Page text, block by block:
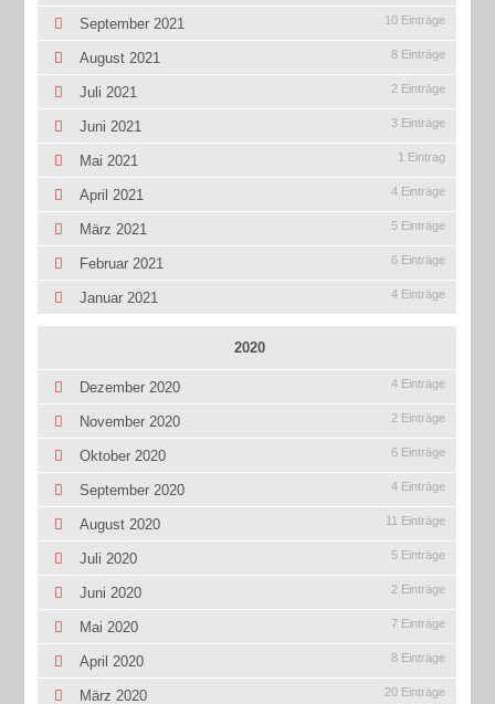
September 2021 10 Einträge
August 2021 8 Einträge
Juli 2021 2 Einträge
Juni 2021 3 Einträge
Mai 2021 1 Eintrag
April 2021 4 Einträge
März 2021 5 Einträge
Februar 2021 6 Einträge
Januar 2021 4 Einträge
2020
Dezember 2020 4 Einträge
November 2020 2 Einträge
Oktober 2020 6 Einträge
September 2020 4 Einträge
August 2020 11 Einträge
Juli 2020 5 Einträge
Juni 2020 2 Einträge
Mai 2020 7 Einträge
April 2020 8 Einträge
März 2020 20 Einträge